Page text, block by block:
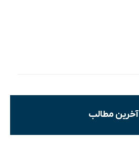
آخرین مطالب